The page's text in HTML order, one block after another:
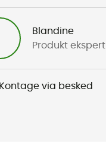
Blandine
Produkt ekspert
Kontage via besked